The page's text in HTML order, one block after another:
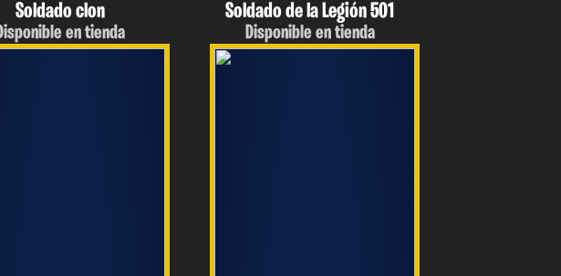
Soldado clon
en tienda
Soldado de la Legión 501
Disponible en tienda